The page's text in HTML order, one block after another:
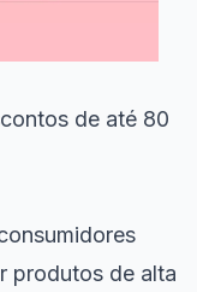
de até 80
produtos de alta